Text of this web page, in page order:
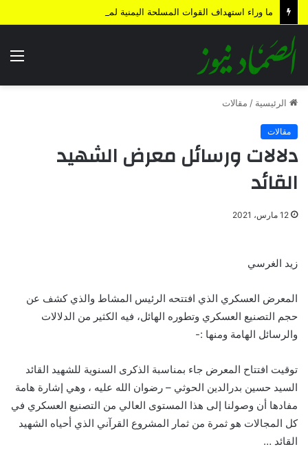
ما وراء استهداف القوات المسلحة اليمنية لمنطقة المخا المحتلة؟
الرئيسية / مقالات
مقالات
دلالات ورسائل معرض الشهيد
القائد
12 مارس، 2021
زيد الغرسي
المعرض العسكري الذي افتتحه الرئيس المشاط والذي كشف عن
حجم التصنيع العسكري وتطوره الهائل، فيه الكثير من الدلالات
والرسائل الهامة ومنها :-
توقيت افتتاح المعرض جاء بمناسبة الذكرى السنوية للشهيد القائد
السيد حسين بدرالدين الحوثي – رضوان الله عليه ، وهي إشارة هامة
مفادها أن وصولنا إلى هذا المستوى العالي من التصنيع العسكري في
كل المجالات هو ثمرة من ثمار المشروع القرآني الذي أحياه الشهيد
القائد …